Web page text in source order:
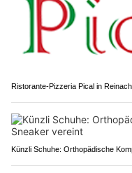
Ristorante-Pizzeria Pical in
Künzli Schuhe: Orthopädische